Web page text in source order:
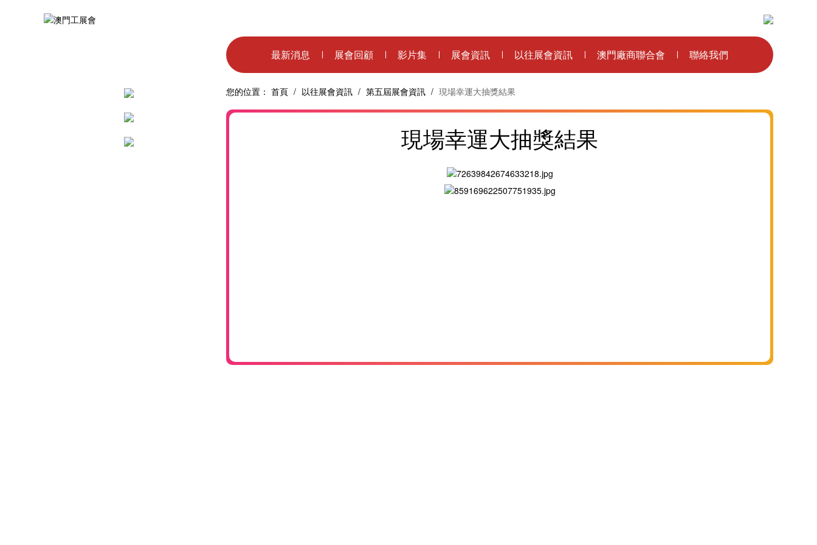
最新消息 展會回顧 影片集 展會資訊 以往展會資訊 澳門廠商聯合會 聯絡我們
您的位置： 首頁 / 以往展會資訊 / 第五屆展會資訊 / 現場幸運大抽獎結果
現場幸運大抽獎結果